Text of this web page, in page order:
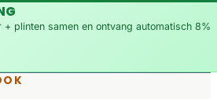
plinten samen en ontvang automatisch 8%